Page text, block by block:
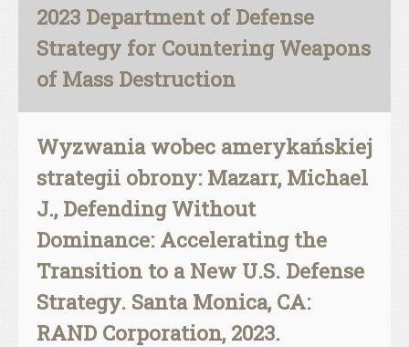
2023 Department of Defense
Strategy for Countering Weapons
of Mass Destruction
Wyzwania wobec amerykańskiej
strategii obrony: Mazarr, Michael
J., Defending Without
Dominance: Accelerating the
Transition to a New U.S. Defense
Strategy. Santa Monica, CA:
RAND Corporation, 2023.